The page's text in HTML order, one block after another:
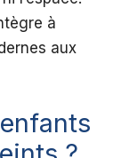
à
aux